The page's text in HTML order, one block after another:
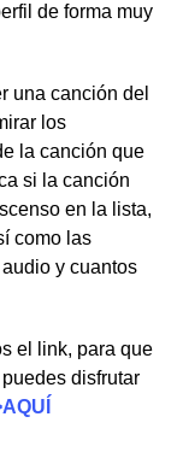
de forma muy
una canción del
los
la canción que
si la canción
en la lista,
como las
y cuantos
el link, para que
disfrutar